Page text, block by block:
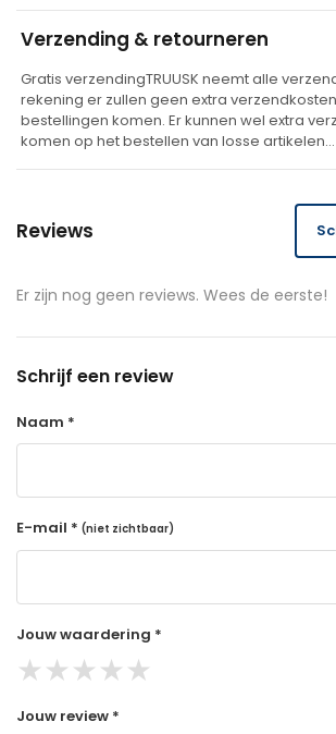
e
Verzending & retourneren
Gratis verzendingTRUUSK neemt alle
rekening er zullen geen extra
bestellingen komen. Er kunnen wel extra
komen op het bestellen van losse artikelen…
Reviews
Er zijn nog geen reviews. Wees de eerste!
Schrijf een review
Naam *
E-mail * (niet zichtbaar)
Jouw waardering *
★★★★★
Jouw review *